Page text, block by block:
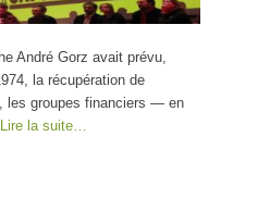
André Gorz avait prévu,
la récupération de
les groupes financiers — en
Lire la suite…